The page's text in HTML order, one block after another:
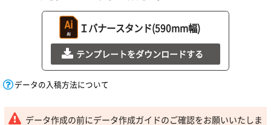
Ｉバナースタンド(590mm幅)
テンプレートをダウンロードする
データの入稿方法について
データ作成の前にデータ作成ガイドのご確認をお願いいたしま